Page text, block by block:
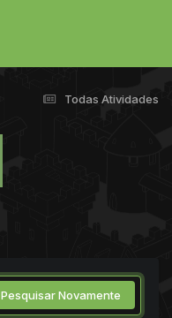
Todas Atividades
Pesquisar Novamente